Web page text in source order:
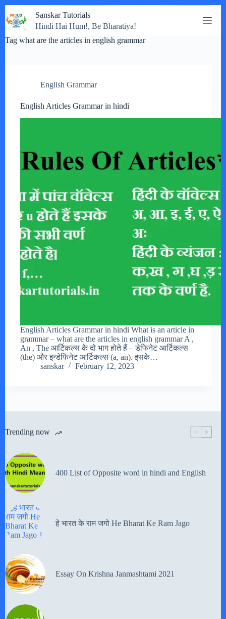
to
content
Sanskar Tutorials
Hindi Hai Hum!, Be Bharatiya!
Tag what are the articles in english grammar
English Grammar
English Articles Grammar in hindi
English Articles Grammar in hindi What is an article in
grammar – what are the articles in english grammar A ,
An , The आर्टिकल्स के दो भाग होते हैं – डेफिनेट आर्टिकल्स
(the) और इन्डेफिनेट आर्टिकल्स (a, an). इसके…
sanskar
February 12, 2023
Trending now
400 List of Opposite word in hindi and English
हे भारत के राम जगो He Bharat Ke Ram Jago
Essay On Krishna Janmashtami 2021